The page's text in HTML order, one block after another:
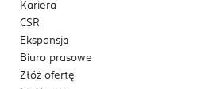
Kariera
CSR
Ekspansja
Biuro prasowe
Złóż ofertę